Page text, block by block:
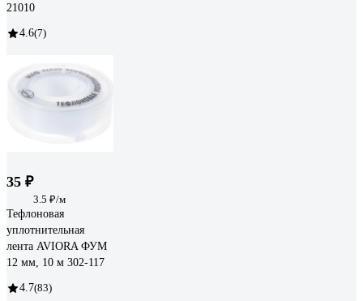
21010
4.6(7)
35 ₽
3.5 ₽/м
Тефлоновая
уплотнительная
лента AVIORA ФУМ
12 мм, 10 м 302-117
4.7(83)